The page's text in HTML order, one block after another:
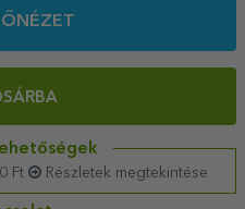
Ft Részletek megtekintése